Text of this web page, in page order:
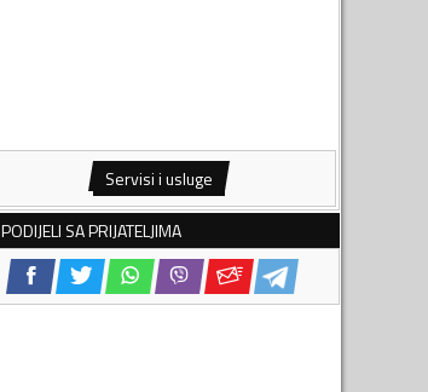
Servisi i usluge
PODIJELI SA PRIJATELJIMA